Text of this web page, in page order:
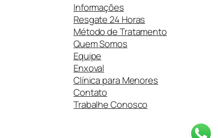
Informações
Resgate 24 Horas
Método de Tratamento
Quem Somos
Equipe
Enxoval
Clínica para Menores
Contato
Trabalhe Conosco